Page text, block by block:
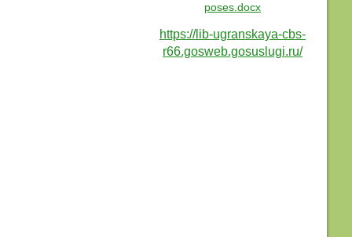
poses.docx
https://lib-ugranskaya-cbs-
r66.gosweb.gosuslugi.ru/